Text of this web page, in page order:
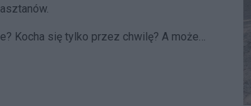
Kocha się tylko przez chwilę? A może…